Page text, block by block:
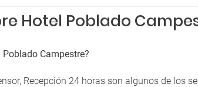
Hotel Poblado
Campestre?
Recepción 24 horas son algunos de los